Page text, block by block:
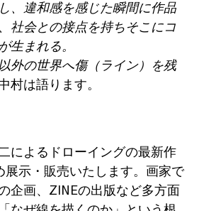
、違和感を感じた瞬間に作品
社会との接点を持ちそこにコ
生まれる。
外の世界へ傷（ライン）を残
村は語ります。
によるドローイングの最新作
展示・販売いたします。画家で
企画、ZINEの出版など多方面